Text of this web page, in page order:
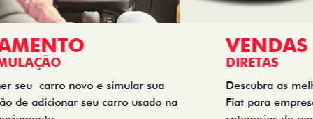
VENDAS
DIRETAS
Descubra as melhores soluções e descontos em um novo
Fiat para empresas, produtores rurais, taxistas e outras